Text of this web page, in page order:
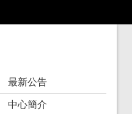
最新公告
中心簡介